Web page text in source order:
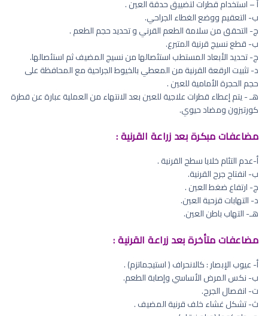
أ – استخدام قطرات لتضييق حدقة العين .
ب- التعقيم ووضع الغطاء الجراحي.
ج- التحقق من سلامة الطعم القرني و تحديد حجم الطعم .
ب- قطع نسيج قرنية المتبرع.
ج- تحديد الأبعاد المستطب استئصالها من نسيج المضيف ثم استئصالها.
د- تثبيت الرقعة القرنية من المعطي بالخيوط الجراحية مع المحافظة على
حجم الحجرة الأمامية للعين .
هـ - يتم إعطاء قطرات علاجية للعين بعد الانتهاء من العملية عبارة عن قطرة
كورتيزون ومضاد حيوي.
مضاعفات مبكرة بعد زراعة القرنية :
أ-عدم التئام خلايا سطح القرنية .
ب- انفتاح جرح القرنية.
ج- ارتفاع ضغط العين .
د- التهابات قزحية العين.
هـ- التهاب باطن العين.
مضاعفات متأخرة بعد زراعة القرنية :
أ‌- عيوب الإبصار : كالانحراف ( استيجماتزم) .
ب‌- نكس المرض الأساسي وإصابة الطعم.
ت‌- انفصال الجرح.
ث‌- تشكل غشاء خلف قرنية المضيف .